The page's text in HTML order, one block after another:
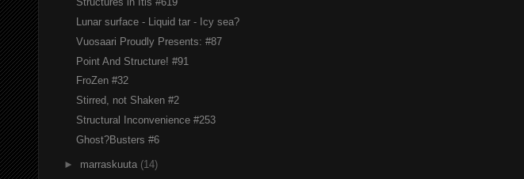
Lunar surface - Liquid tar - Icy sea?
Vuosaari Proudly Presents: #87
Point And Structure! #91
FroZen #32
Stirred, not Shaken #2
Structural Inconvenience #253
Ghost?Busters #6
► marraskuuta (14)